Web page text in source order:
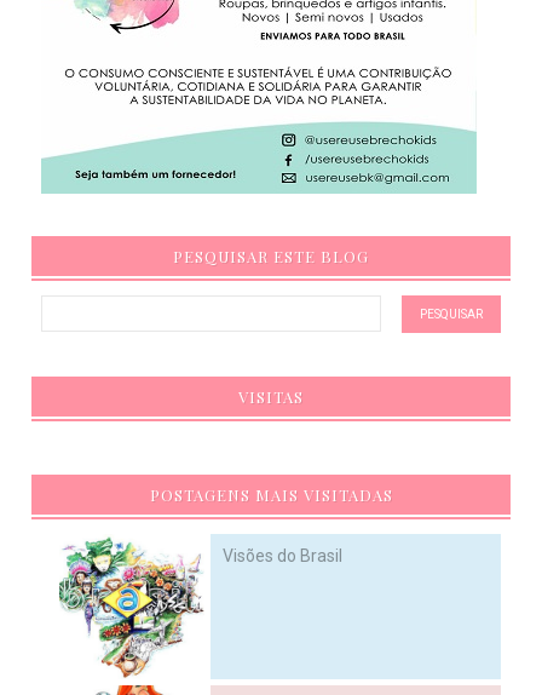
PESQUISAR ESTE BLOG
VISITAS
POSTAGENS MAIS VISITADAS
Visões do Brasil